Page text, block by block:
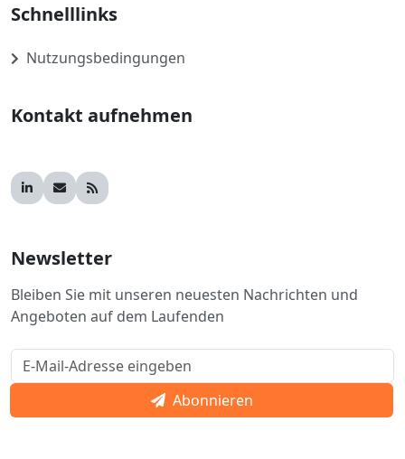
Schnelllinks
Nutzungsbedingungen
Kontakt aufnehmen
Newsletter
Bleiben Sie mit unseren neuesten Nachrichten und
Angeboten auf dem Laufenden
Abonnieren